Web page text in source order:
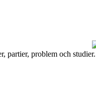
partier, problem och